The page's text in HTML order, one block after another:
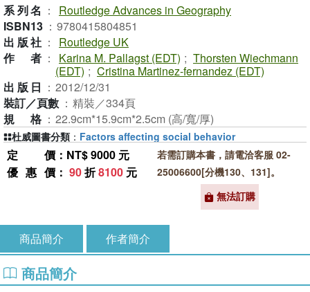
系列名 ：
Routledge Advances in Geography
ISBN13 ： 9780415804851
出版社 ：
Routledge UK
作者 ： Karina M. Pallagst (EDT) ; Thorsten Wiechmann
(EDT) ; Cristina Martinez-fernandez (EDT)
出版日 ： 2012/12/31
裝訂／頁數 ： 精裝／334頁
規格 ： 22.9cm*15.9cm*2.5cm (高/寬/厚)
定價 ：NT$ 9000 元
優惠價 ： 90折8100 元
若需訂購本書，請電洽客服 02-
25006600[分機130、131]。
無法訂購
杜威圖書分類 ： Factors affecting social behavior
商品簡介 作者簡介
商品簡介